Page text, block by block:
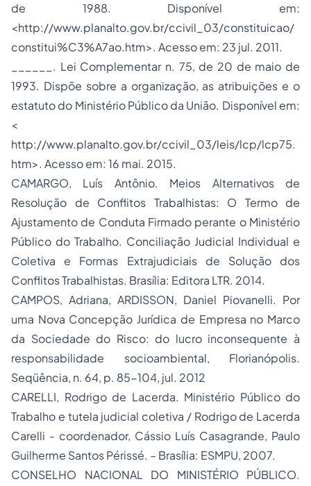
de 1988. Disponível em:
<http://www.planalto.gov.br/ccivil_03/constituicao/
constitui%C3%A7ao.htm>. Acesso em: 23 jul. 2011.
______. Lei Complementar n. 75, de 20 de maio de
1993. Dispõe sobre a organização, as atribuições e o
estatuto do Ministério Público da União. Disponível em:
<
http://www.planalto.gov.br/ccivil_03/leis/lcp/lcp75.
htm>. Acesso em: 16 mai. 2015.
CAMARGO, Luís Antônio. Meios Alternativos de
Resolução de Conflitos Trabalhistas: O Termo de
Ajustamento de Conduta Firmado perante o Ministério
Público do Trabalho. Conciliação Judicial Individual e
Coletiva e Formas Extrajudiciais de Solução dos
Conflitos Trabalhistas. Brasília: Editora LTR. 2014.
CAMPOS, Adriana, ARDISSON, Daniel Piovanelli. Por
uma Nova Concepção Jurídica de Empresa no Marco
da Sociedade do Risco: do lucro inconsequente à
responsabilidade socioambiental, Florianópolis.
Seqüência, n. 64, p. 85-104, jul. 2012
CARELLI, Rodrigo de Lacerda. Ministério Público do
Trabalho e tutela judicial coletiva / Rodrigo de Lacerda
Carelli - coordenador, Cássio Luís Casagrande, Paulo
Guilherme Santos Périssé. – Brasília: ESMPU, 2007.
CONSELHO NACIONAL DO MINISTÉRIO PÚBLICO.